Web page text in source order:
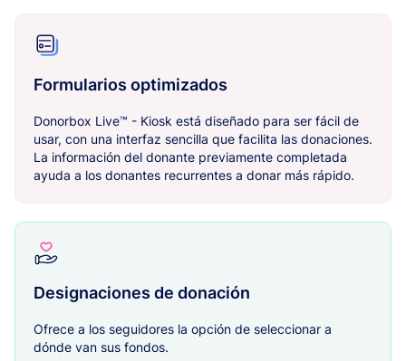
Formularios optimizados
Donorbox Live™ - Kiosk está diseñado para ser fácil de
usar, con una interfaz sencilla que facilita las donaciones.
La información del donante previamente completada
ayuda a los donantes recurrentes a donar más rápido.
Designaciones de donación
Ofrece a los seguidores la opción de seleccionar a
dónde van sus fondos.